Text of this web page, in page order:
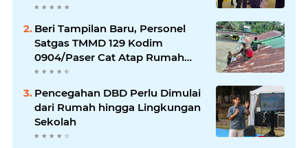
2026
Beri Tampilan Baru, Personel
Satgas TMMD 129 Kodim
0904/Paser Cat Atap Rumah
Marbot
Pencegahan DBD Perlu Dimulai
dari Rumah hingga Lingkungan
Sekolah